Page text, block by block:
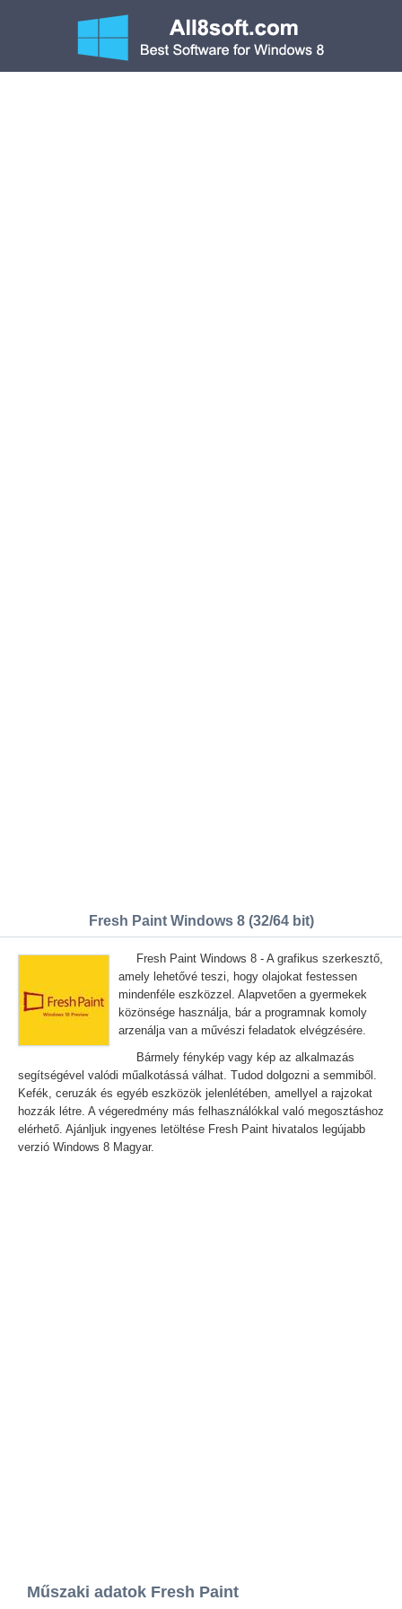
Fresh Paint Windows 8 (32/64 bit)
Fresh Paint Windows 8 - A grafikus szerkesztő,
amely lehetővé teszi, hogy olajokat festessen
mindenféle eszközzel. Alapvetően a gyermekek
közönsége használja, bár a programnak komoly
arzenálja van a művészi feladatok elvégzésére.
Bármely fénykép vagy kép az alkalmazás
segítségével valódi műalkotássá válhat. Tudod dolgozni a semmiből.
Kefék, ceruzák és egyéb eszközök jelenlétében, amellyel a rajzokat
hozzák létre. A végeredmény más felhasználókkal való megosztáshoz
elérhető. Ajánljuk ingyenes letöltése Fresh Paint hivatalos legújabb
verzió Windows 8 Magyar.
Műszaki adatok Fresh Paint